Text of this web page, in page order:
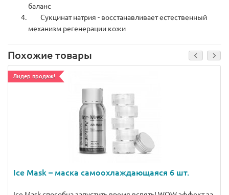
баланс
Сукцинат натрия - восстанавливает естественный
механизм регенерации кожи
Похожие товары
Лидер продаж!
Ice Mask – маска самоохлаждающаяся 6 шт.